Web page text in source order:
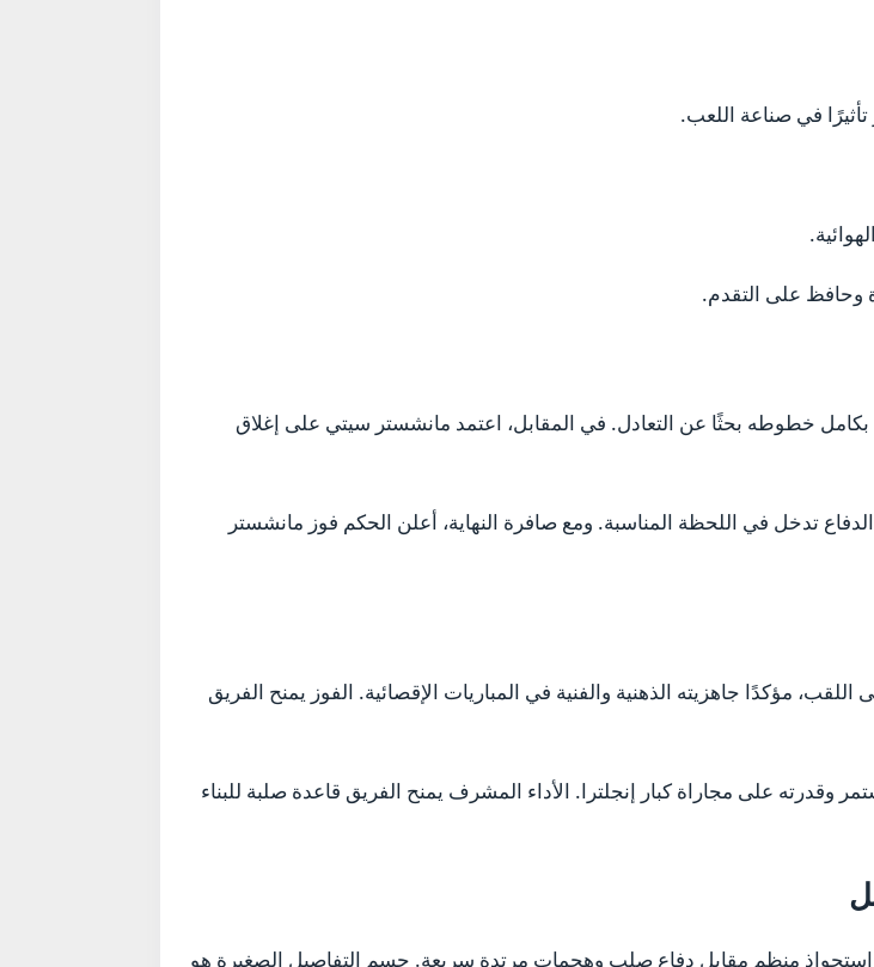
في صناعة اللعب.
وحافظ على التقدم.
خطوطه بحثًا عن التعادل. في المقابل، اعتمد مانشستر سيتي على إغلاق
تدخل في اللحظة المناسبة. ومع صافرة النهاية، أعلن الحكم فوز مانشستر
مؤكدًا جاهزيته الذهنية والفنية في المباريات الإقصائية. الفوز يمنح الفريق
وقدرته على مجاراة كبار إنجلترا. الأداء المشرف يمنح الفريق قاعدة صلبة للبناء
استحواذ منظم مقابل دفاع صلب وهجمات مرتدة سريعة. حسم التفاصيل الصغيرة هو